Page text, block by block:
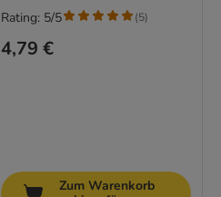
4,79 €
Rating: 5/5 (5)
Zum Warenkorb